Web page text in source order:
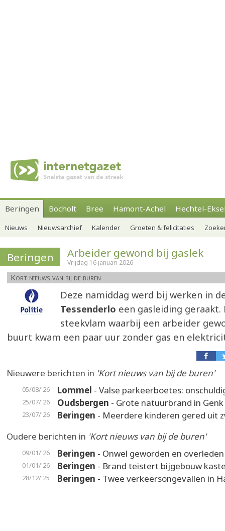
Beringen Bocholt Bree Hamont-Achel Hechtel-
Nieuws Nieuwsarchief Kalender Groeten & felicitaties
Beringen Arbeider gewond bij gaslek
Vrijdag 16 januari 2026
Kort nieuws van bij de buren
Deze namiddag werd bij werken in
Tessenderlo een gasleiding
steekvlam waarbij een arbeider
buurt kwam een paar uur zonder gas en
Nieuwere berichten in 'Kort nieuws van bij de buren'
05/08/'26 Lommel - Valse parkeerboetes:
25/07/'26 Oudsbergen - Grote natuurbrand in Genk
23/07/'26 Beringen - Meerdere kinderen gered uit
Oudere berichten in 'Kort nieuws van bij de buren'
09/01/'26 Beringen - Onwel geworden en overleden
01/01/'26 Beringen - Brand teistert bijgebouw
28/12/'25 Beringen - Twee verkeersongevallen in